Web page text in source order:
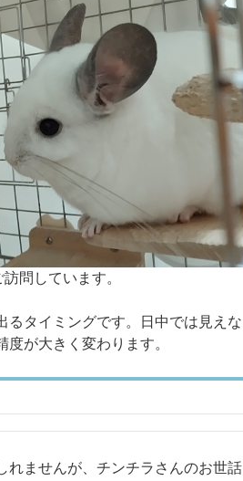
問しています。
るタイミングです。日中では見えな
が大きく変わります。
れませんが、チンチラさんのお世話